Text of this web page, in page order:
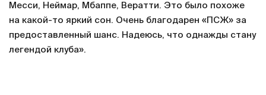
Месси, Неймар, Мбаппе, Вератти. Это было похоже
на какой-то яркий сон. Очень благодарен «ПСЖ» за
предоставленный шанс. Надеюсь, что однажды стану
легендой клуба».